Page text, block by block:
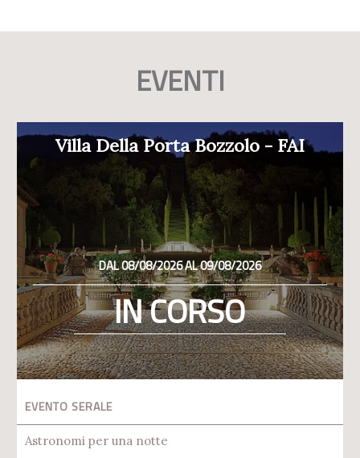
EVENTI
Villa Della Porta Bozzolo - FAI
DAL 08/08/2026 AL 09/08/2026
IN CORSO
EVENTO SERALE
Astronomi per una notte